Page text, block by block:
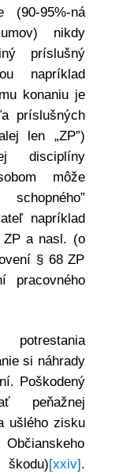
95%-ná
nikdy
príslušný
napríklad
konaniu je
príslušných
len „ZP”)
disciplíny
môže
napríklad
ZP a nasl. (o
§ 68 ZP
pracovného
si náhrady
Poškodený
peňažnej
ušlého zisku
škodu)[xxiv].